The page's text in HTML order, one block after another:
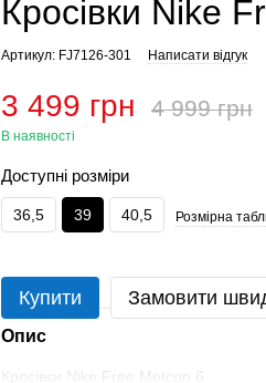
Кросівки Nike
Артикул: FJ7126-301 Написати відгук
3 499 грн 4 999 грн
В наявності
Доступні розміри
36,5 39 40,5 Розмірна
Купити Замовити
Опис
Кросівки Nike Free Metcon 6